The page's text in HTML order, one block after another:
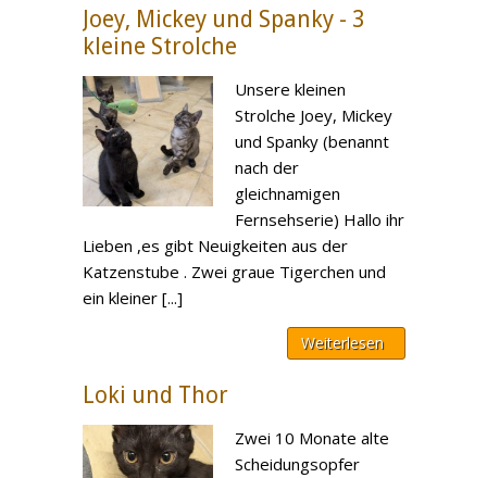
Joey, Mickey und Spanky - 3
kleine Strolche
Unsere kleinen
Strolche Joey, Mickey
und Spanky (benannt
nach der
gleichnamigen
Fernsehserie) Hallo ihr
Lieben ,es gibt Neuigkeiten aus der
Katzenstube . Zwei graue Tigerchen und
ein kleiner [...]
Weiterlesen
Loki und Thor
Zwei 10 Monate alte
Scheidungsopfer